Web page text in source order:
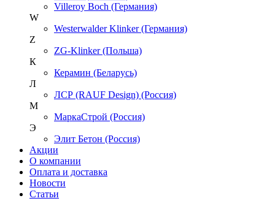
Villeroy Boch (Германия)
W
Westerwalder Klinker (Германия)
Z
ZG-Klinker (Польша)
К
Керамин (Беларусь)
Л
ЛСР (RAUF Design) (Россия)
М
МаркаСтрой (Россия)
Э
Элит Бетон (Россия)
Акции
О компании
Оплата и доставка
Новости
Статьи